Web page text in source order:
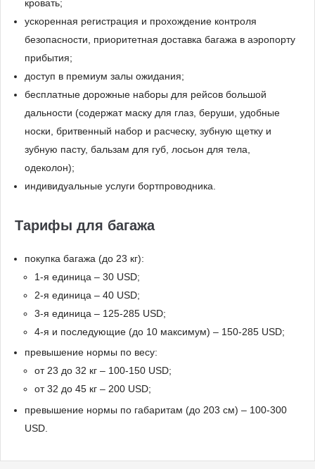
кровать;
ускоренная регистрация и прохождение контроля
безопасности, приоритетная доставка багажа в аэропорту
прибытия;
доступ в премиум залы ожидания;
бесплатные дорожные наборы для рейсов большой
дальности (содержат маску для глаз, беруши, удобные
носки, бритвенный набор и расческу, зубную щетку и
зубную пасту, бальзам для губ, лосьон для тела,
одеколон);
индивидуальные услуги бортпроводника.
Тарифы для багажа
покупка багажа (до 23 кг):
1-я единица – 30 USD;
2-я единица – 40 USD;
3-я единица – 125-285 USD;
4-я и последующие (до 10 максимум) – 150-285 USD;
превышение нормы по весу:
от 23 до 32 кг – 100-150 USD;
от 32 до 45 кг – 200 USD;
превышение нормы по габаритам (до 203 см) – 100-300
USD.